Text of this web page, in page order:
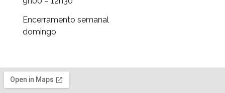
Encerramento semanal
domingo